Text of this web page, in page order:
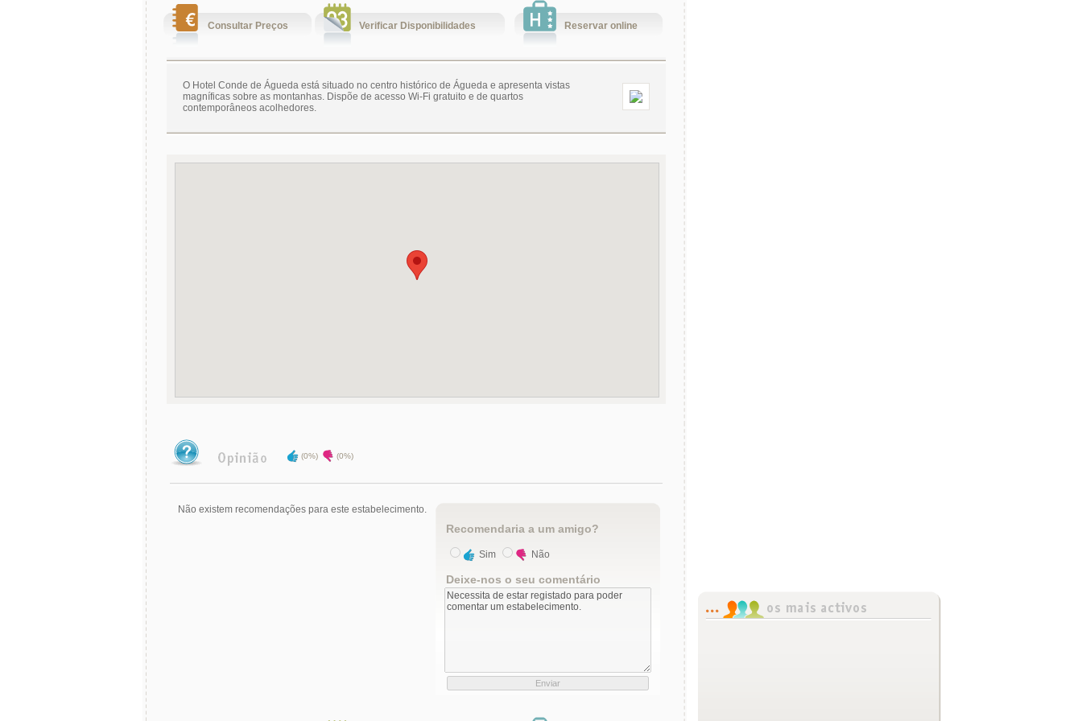
Consultar Preços Verificar Disponibilidades Reservar online
O Hotel Conde de Águeda está situado no centro histórico de Águeda e apresenta vistas
magníficas sobre as montanhas. Dispõe de acesso Wi-Fi gratuito e de quartos
contemporâneos acolhedores.
(0%) (0%)
Não existem recomendações para este estabelecimento.
Recomendaria a um amigo?
Sim Não
Deixe-nos o seu comentário